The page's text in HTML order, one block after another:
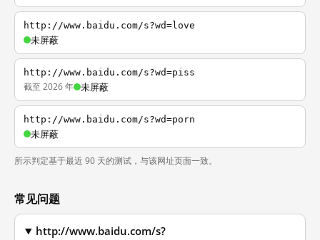
http://www.baidu.com/s?wd=love
未屏蔽
http://www.baidu.com/s?wd=piss
截至 2026 年 未屏蔽
http://www.baidu.com/s?wd=porn
未屏蔽
所示判定基于最近 90 天的测试，与该网址页面一致。
常见问题
http://www.baidu.com/s?